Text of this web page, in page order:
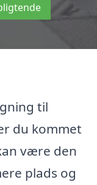
til
du kommet
være den
plads og